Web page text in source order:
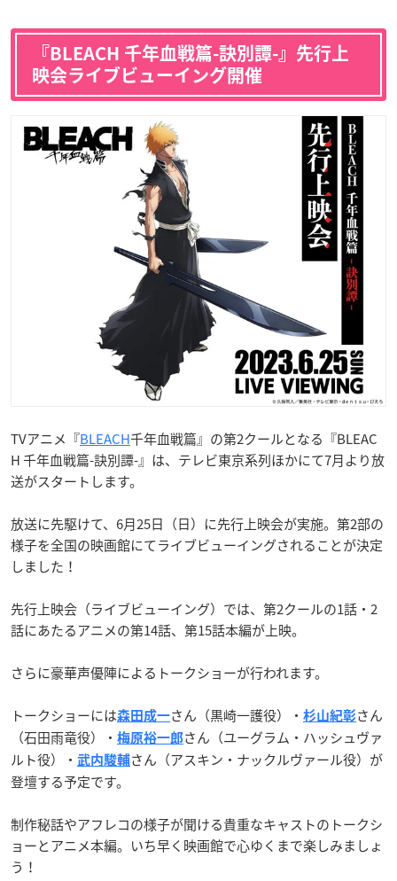
『BLEACH 千年血戦篇-訣別譚-』先行上
映会ライブビューイング開催
TVアニメ『BLEACH千年血戦篇』の第2クールとなる『BLEAC
H 千年血戦篇-訣別譚-』は、テレビ東京系列ほかにて7月より放
送がスタートします。
放送に先駆けて、6月25日（日）に先行上映会が実施。第2部の
様子を全国の映画館にてライブビューイングされることが決定
しました！
先行上映会（ライブビューイング）では、第2クールの1話・2
話にあたるアニメの第14話、第15話本編が上映。
さらに豪華声優陣によるトークショーが行われます。
トークショーには森田成一さん（黒崎一護役）・ 杉山紀彰さん
（石田雨竜役）・ 梅原裕一郎さん（ユーグラム・ハッシュヴァ
ルト役）・ 武内駿輔さん（アスキン・ナックルヴァール役）が
登壇する予定です。
制作秘話やアフレコの様子が聞ける貴重なキャストのトークシ
ョーとアニメ本編。いち早く映画館で心ゆくまで楽しみましょ
う！